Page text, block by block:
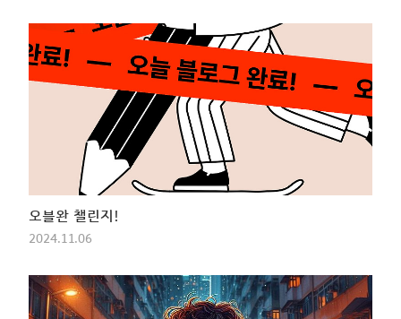
오블완 챌린지!
2024.11.06